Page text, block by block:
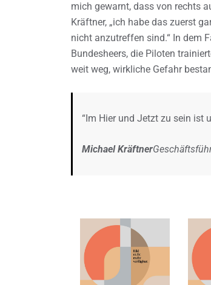
mich gewarnt, dass von rechts
Kräftner, „ich habe das zuerst
nicht anzutreffen sind.“ In dem
Bundesheers, die Piloten
weit weg, wirkliche Gefahr
“Im Hier und Jetzt zu sein ist
Michael Kräftner